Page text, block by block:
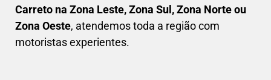
Carreto na Zona Leste, Zona Sul, Zona Norte ou
Zona Oeste, atendemos toda a região com
motoristas experientes.